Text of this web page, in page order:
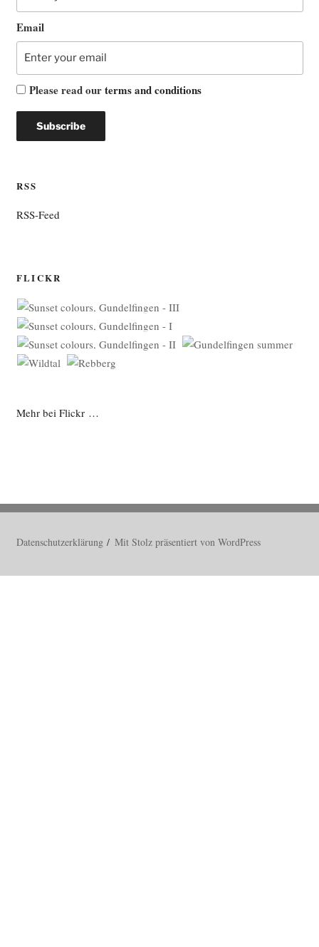
Email
Please read ourterms and conditions
RSS
RSS-Feed
FLICKR
Mehr bei Flickr …
Datenschutzerklärung Mit Stolz präsentiert von WordPress